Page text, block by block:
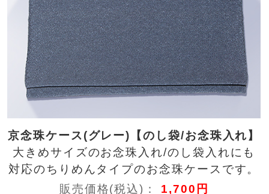
京念珠ケース(グレー)【のし袋/お念珠入れ】
大きめサイズのお念珠入れ/のし袋入れにも
対応のちりめんタイプのお念珠ケースです。
販売価格(税込)： 1,700円